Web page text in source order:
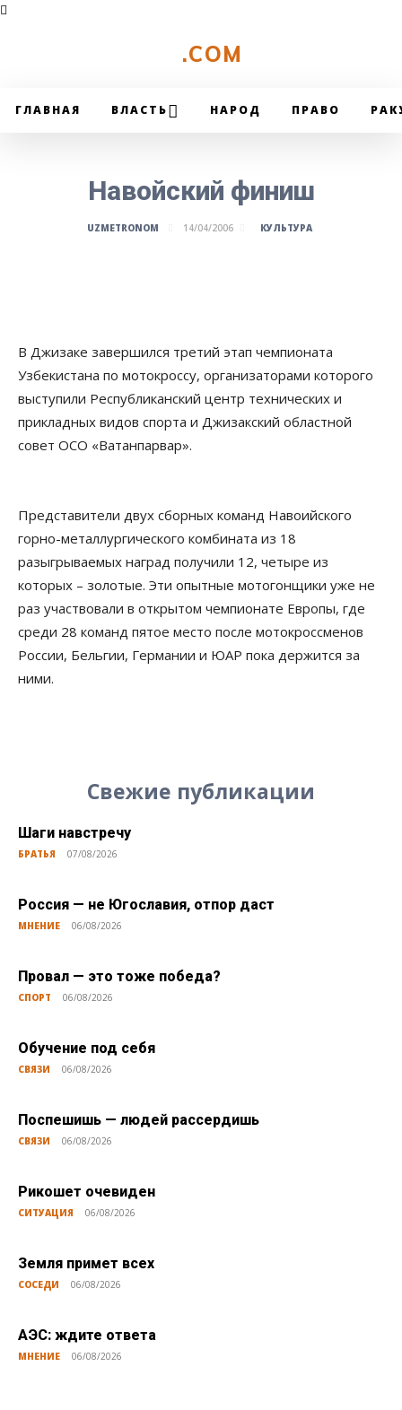
.COM
ГЛАВНАЯ ВЛАСТЬ НАРОД ПРАВО
Навойский финиш
UZMETRONOM 14/04/2006 КУЛЬТУРА
В Джизаке завершился третий этап чемпионата
Узбекистана по мотокроссу, организаторами которого
выступили Республиканский центр технических и
прикладных видов спорта и Джизакский областной
совет ОСО «Ватанпарвар».
Представители двух сборных команд Навоийского
горно-металлургического комбината из 18
разыгрываемых наград получили 12, четыре из
которых – золотые. Эти опытные мотогонщики уже не
раз участвовали в открытом чемпионате Европы, где
среди 28 команд пятое место после мотокроссменов
России, Бельгии, Германии и ЮАР пока держится за
ними.
Свежие публикации
Шаги навстречу
БРАТЬЯ 07/08/2026
Россия — не Югославия, отпор даст
МНЕНИЕ 06/08/2026
Провал — это тоже победа?
СПОРТ 06/08/2026
Обучение под себя
СВЯЗИ 06/08/2026
Поспешишь — людей рассердишь
СВЯЗИ 06/08/2026
Рикошет очевиден
СИТУАЦИЯ 06/08/2026
Земля примет всех
СОСЕДИ 06/08/2026
АЭС: ждите ответа
МНЕНИЕ 06/08/2026